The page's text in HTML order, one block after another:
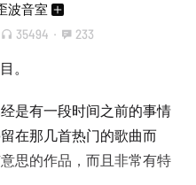
波音室
35494 · 233
。
是有一段时间之前的事情
在那几首热门的歌曲而
思的作品，而且非常有特